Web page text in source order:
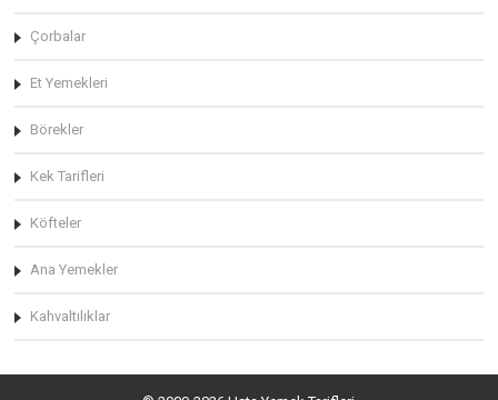
Çorbalar
Et Yemekleri
Börekler
Kek Tarifleri
Köfteler
Ana Yemekler
Kahvaltılıklar